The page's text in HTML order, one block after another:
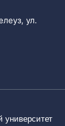
ул.
университет